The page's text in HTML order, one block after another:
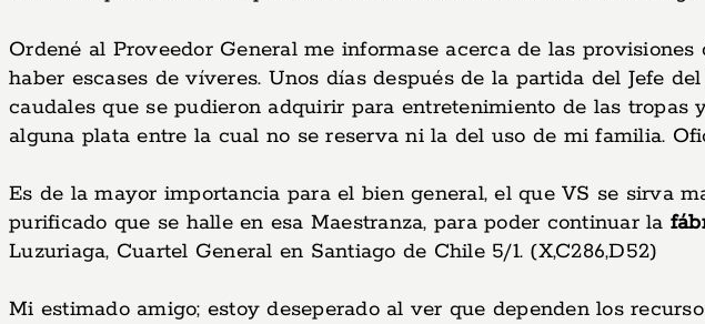
Ordené al Proveedor General me informase acerca de las
haber escases de víveres. Unos días después de la partida del Jefe
caudales que se pudieron adquirir para entretenimiento de las tropas
alguna plata entre la cual no se reserva ni la del uso de mi familia.
Es de la mayor importancia para el bien general, el que VS se sirva
purificado que se halle en esa Maestranza, para poder continuar la
Luzuriaga, Cuartel General en Santiago de Chile 5/1. (X,C286,D52)
Mi estimado amigo; estoy deseperado al ver que dependen los